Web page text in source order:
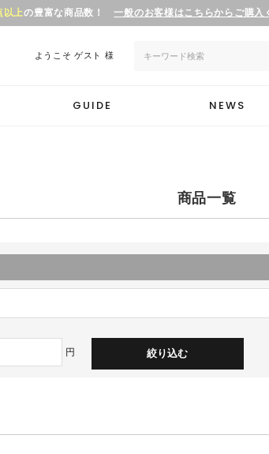
以上の豊富な商品数！一般のお客様はこちらからご購入
ようこそゲスト 様
GUIDE NEWS
商品一覧
円